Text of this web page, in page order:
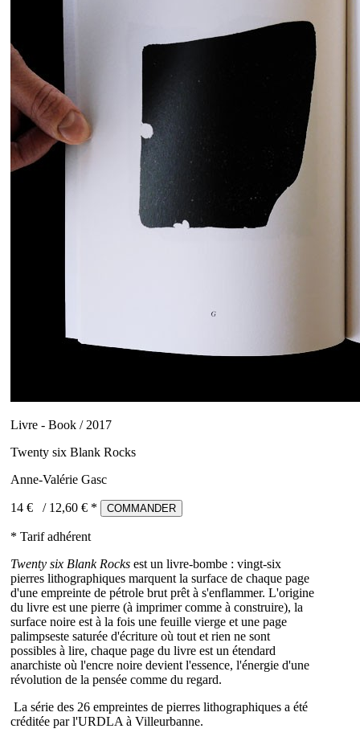
Livre - Book / 2017
Twenty six Blank Rocks
Anne-Valérie Gasc
14 € / 12,60 € * COMMANDER
* Tarif adhérent
Twenty six Blank Rocks est un livre-bombe : vingt-six
pierres lithographiques marquent la surface de chaque page
d'une empreinte de pétrole brut prêt à s'enflammer. L'origine
du livre est une pierre (à imprimer comme à construire), la
surface noire est à la fois une feuille vierge et une page
palimpseste saturée d'écriture où tout et rien ne sont
possibles à lire, chaque page du livre est un étendard
anarchiste où l'encre noire devient l'essence, l'énergie d'une
révolution de la pensée comme du regard.
La série des 26 empreintes de pierres lithographiques a été
créditée par l'URDLA à Villeurbanne.